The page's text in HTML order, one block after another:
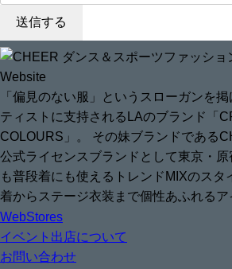
「偏見のない服」というスローガンを
ティストに支持されるLAのブランド「
COLOURS」。 その妹ブランドである
公式ライセンスブランドとして東京・
も普段着にも使えるトレンドMIXのスタ
着からステージ衣装まで個性あふれるア
WebStores
イベント出店について
お問い合わせ